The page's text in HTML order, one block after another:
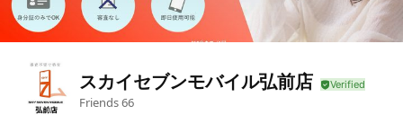
スカイセブンモバイル弘前店
Friends66